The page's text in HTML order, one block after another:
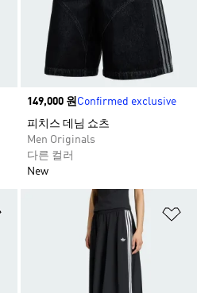
Price
149,000 원Confirmed exclusive
피치스 데님 쇼츠​
Men Originals
다른 컬러
New
위시리스트 담기